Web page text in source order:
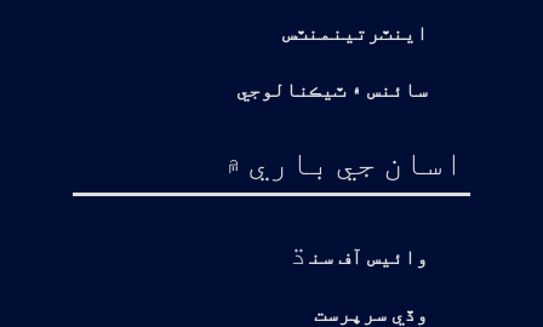
اينٽرتينمنٽس
سائنس ۽ ٽيڪنالوجي
اسان جي باري ۾
وائيس آف سن ڌ
وڏي سرپرست